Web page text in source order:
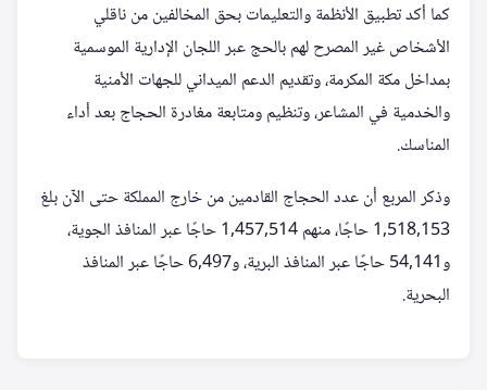
كما أكد تطبيق الأنظمة والتعليمات بحق المخالفين من ناقلي
الأشخاص غير المصرح لهم بالحج عبر اللجان الإدارية الموسمية
بمداخل مكة المكرمة، وتقديم الدعم الميداني للجهات الأمنية
والخدمية في المشاعر، وتنظيم ومتابعة مغادرة الحجاج بعد أداء
المناسك.
وذكر المربع أن عدد الحجاج القادمين من خارج المملكة حتى الآن بلغ
1,518,153 حاجًا، منهم 1,457,514 حاجًا عبر المنافذ الجوية،
و54,141 حاجًا عبر المنافذ البرية، و6,497 حاجًا عبر المنافذ
البحرية.